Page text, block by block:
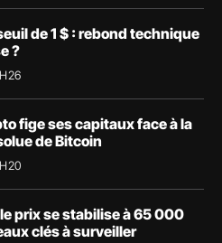
de 1 $ : rebond technique
?
fige ses capitaux face à la
de Bitcoin
prix se stabilise à 65 000
clés à surveiller